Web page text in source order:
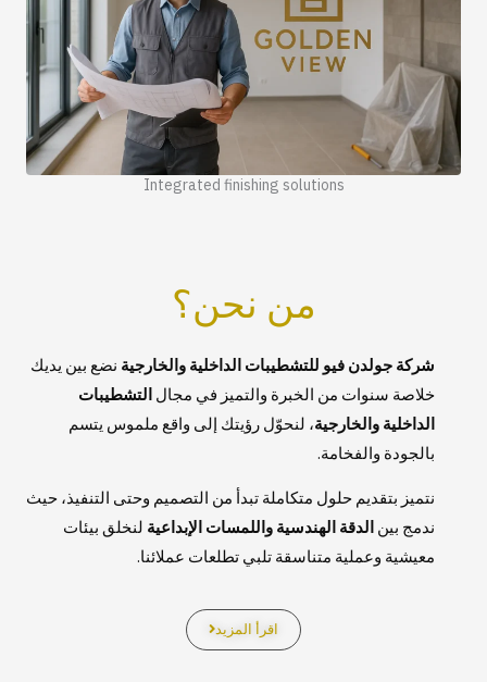
Integrated finishing solutions
من نحن؟
شركة جولدن فيو للتشطيبات الداخلية والخارجية نضع بين يديك
خلاصة سنوات من الخبرة والتميز في مجال التشطيبات
الداخلية والخارجية، لنحوّل رؤيتك إلى واقع ملموس يتسم
بالجودة والفخامة.
نتميز بتقديم حلول متكاملة تبدأ من التصميم وحتى التنفيذ، حيث
ندمج بين الدقة الهندسية واللمسات الإبداعية لنخلق بيئات
معيشية وعملية متناسقة تلبي تطلعات عملائنا.
اقرأ المزيد